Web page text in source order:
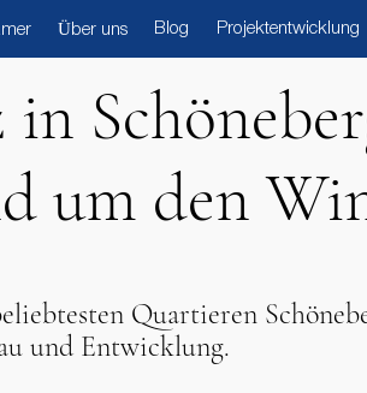
Über uns Blog Projektentwicklung
um den
Quartieren
und Entwicklung.